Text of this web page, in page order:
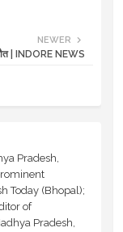
NEWER
| INDORE NEWS
Pradesh,
Today (Bhopal);
of
Pradesh,